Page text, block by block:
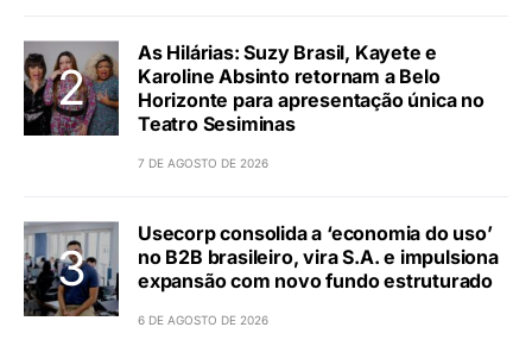
As Hilárias: Suzy Brasil, Kayete e
Karoline Absinto retornam a Belo
Horizonte para apresentação única no
Teatro Sesiminas
7 DE AGOSTO DE 2026
Usecorp consolida a ‘economia do uso’
no B2B brasileiro, vira S.A. e impulsiona
expansão com novo fundo estruturado
6 DE AGOSTO DE 2026